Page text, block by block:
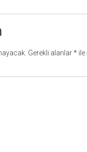
Gerekli alanlar*ile